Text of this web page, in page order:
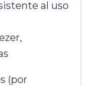
al uso
(por